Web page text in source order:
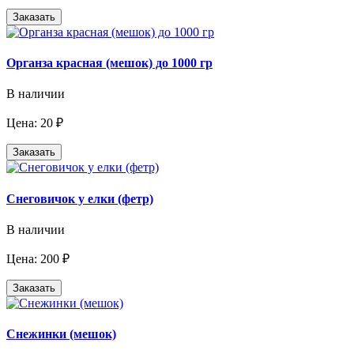
Заказать
Органза красная (мешок) до 1000 гр
В наличии
Цена: 20 ₽
Заказать
Снеговичок у елки (фетр)
В наличии
Цена: 200 ₽
Заказать
Снежинки (мешок)